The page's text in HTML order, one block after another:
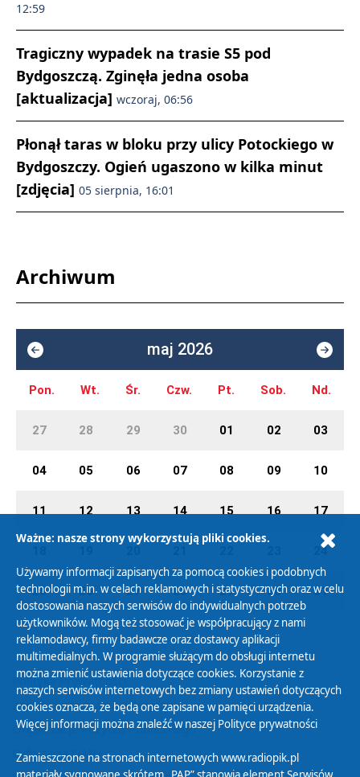
12:59
Tragiczny wypadek na trasie S5 pod
Bydgoszczą. Zginęła jedna osoba
[aktualizacja] wczoraj, 06:56
Płonął taras w bloku przy ulicy Potockiego w
Bydgoszczy. Ogień ugaszono w kilka minut
[zdjęcia] 05 sierpnia, 16:01
Archiwum
maj 2026
Pon. Wt. Śr. Czw. Pt. Sob. Nd.
27 28 29 30 01 02 03
04 05 06 07 08 09 10
11 12 13 14 15 16 17
24
25 26 27 28 29 30 31
Polityka Prywatności
Zasady korzystania z Serwisu
Organizacje Pożytku Publicznego
Cyfryzacja DAB+
Ważne: nasze strony wykorzystują pliki cookies.
Używamy informacji zapisanych za pomocą cookies i podobnych
technologii m.in. w celach reklamowych i statystycznych oraz w celu
dostosowania naszych serwisów do indywidualnych potrzeb
użytkowników. Mogą też stosować je współpracujący z nami
reklamodawcy, firmy badawcze oraz dostawcy aplikacji
multimedialnych. W programie służącym do obsługi internetu
można zmienić ustawienia dotyczące cookies. Korzystanie z
naszych serwisów internetowych bez zmiany ustawień dotyczących
cookies oznacza, że będą one zapisane w pamięci urządzenia.
Więcej informacji można znaleźć w naszej Polityce prywatności
Zamieszczone na stronach internetowych www.radiopik.pl